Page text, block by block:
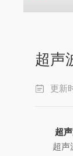
超声
更新
超
超声波